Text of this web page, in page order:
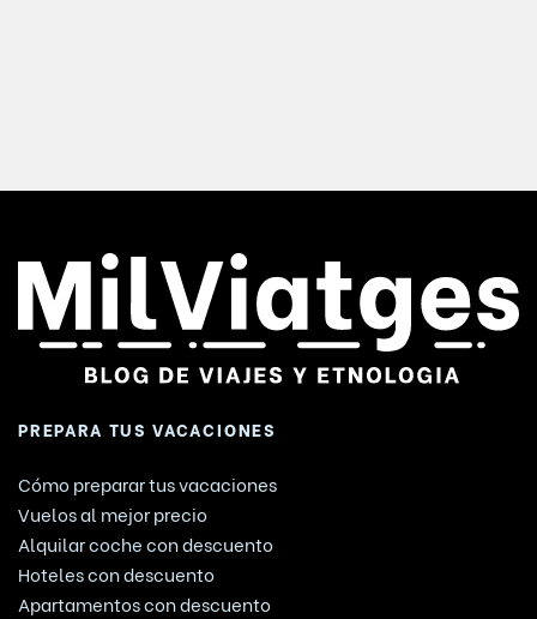
PREPARA TUS VACACIONES
Cómo preparar tus vacaciones
Vuelos al mejor precio
Alquilar coche con descuento
Hoteles con descuento
Apartamentos con descuento